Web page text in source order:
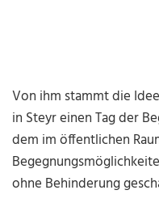
Von ihm stammt die
in Steyr einen Tag der
dem im öffentlichen
ohne Behinderung